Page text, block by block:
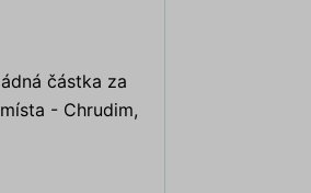
částka za
- Chrudim,